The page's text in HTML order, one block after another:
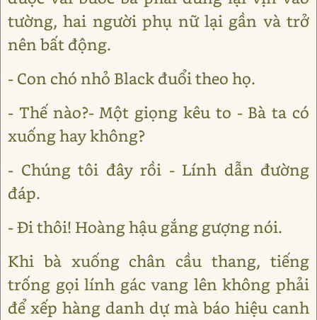
tường, hai người phụ nữ lại gần và trở
nên bất động.
- Con chó nhỏ Black đuổi theo họ.
- Thế nào?- Một giọng kêu to - Bà ta có
xuống hay không?
- Chúng tôi đây rồi - Lính dẫn đường
đáp.
- Đi thôi! Hoàng hậu gắng gượng nói.
Khi bà xuống chân cầu thang, tiếng
trống gọi lính gác vang lên không phải
để xếp hàng danh dự mà báo hiệu canh